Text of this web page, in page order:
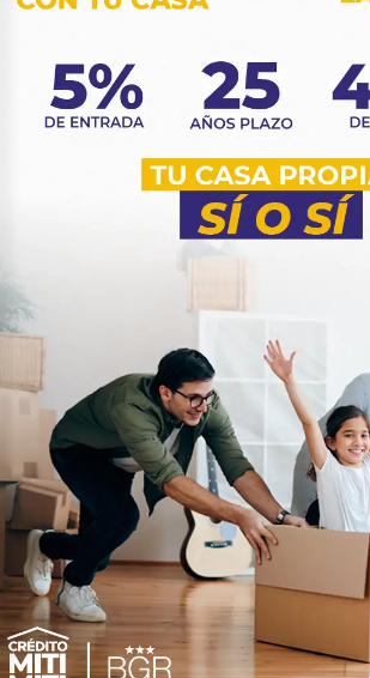
Cuentas Ahorro
Cuenta ON Nuevo
Cuenta Ahorro Listo
Cuenta Ahorro Propósito
Cuenta Salud Nuevo
Cuenta Corriente Premium
Créditos Hipotecarios
VIS y VIP
Tu Casa Civil
Tu Casa Militares
Terreno
Renueva Tu Casa
Créditos de Consumo
Inmediato
Consumo